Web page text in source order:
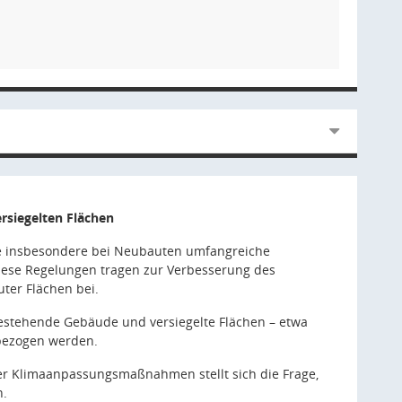
Flächen
bei Neubauten umfangreiche
Regelungen tragen zur Verbesserung des
Flächen bei.
Gebäude und versiegelte Flächen – etwa
werden.
stellt sich die Frage,